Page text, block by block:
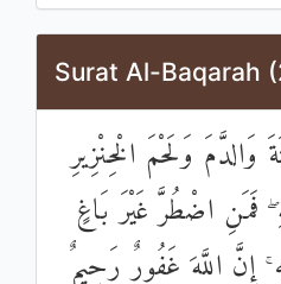
Surat Al-Baqarah
وَالدَّمَ وَلَحْمَ الْخِنْزِيرِ
فَمَنِ اضْطُرَّ غَيْرَ بَاغٍ
إِنَّ اللَّهَ غَفُورٌ رَحِيمٌ